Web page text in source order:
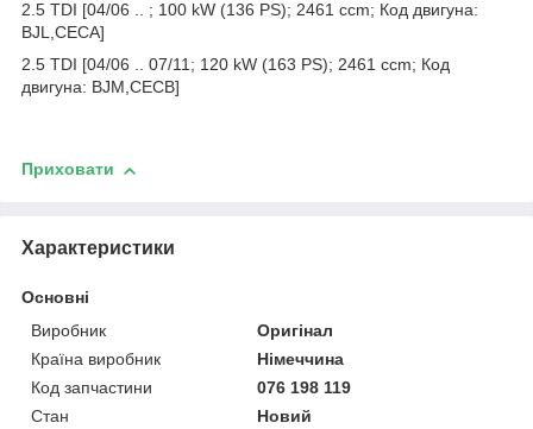
2.5 TDI [04/06 .. ; 100 kW (136 PS); 2461 ccm; Код двигуна:
BJL,CECA]
2.5 TDI [04/06 .. 07/11; 120 kW (163 PS); 2461 ccm; Код
двигуна: BJM,CECB]
Приховати
Характеристики
Основні
Виробник
Оригінал
Країна виробник
Німеччина
Код запчастини
076 198 119
Стан
Новий